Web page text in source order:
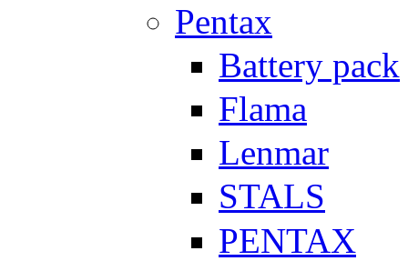
Pentax
Battery pack
Flama
Lenmar
STALS
PENTAX